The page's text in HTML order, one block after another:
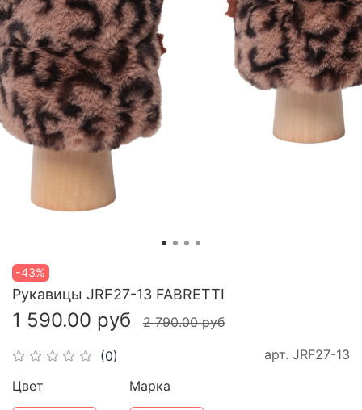
-43%
(0) арт. JRF27-13
Рукавицы JRF27-13 FABRETTI
1 590.00 руб 2 790.00 руб
Цвет Марка